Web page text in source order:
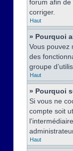
forum afin de
corriger.
Haut
» Pourquoi
Vous pouvez
des
groupe
Haut
» Pourquoi
Si vous ne
compte soit
Haut